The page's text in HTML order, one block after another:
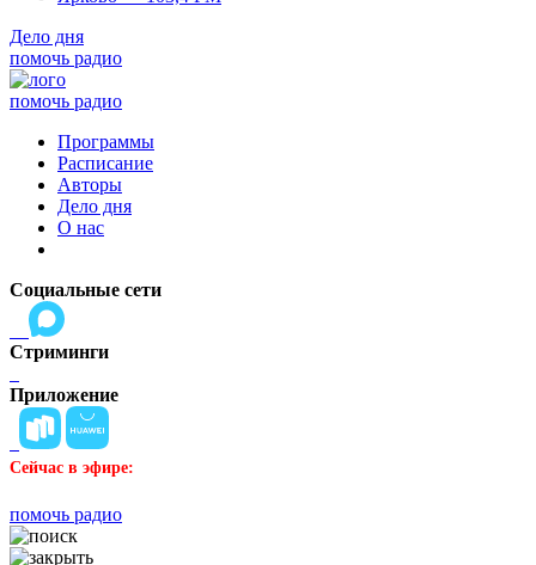
Дело дня
помочь радио
помочь радио
Программы
Расписание
Авторы
Дело дня
О нас
Социальные сети
Стриминги
Приложение
Сейчас в эфире:
помочь радио